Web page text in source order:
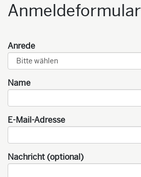
Anmeldeformular
Anrede
Name
E-Mail-Adresse
Nachricht (optional)